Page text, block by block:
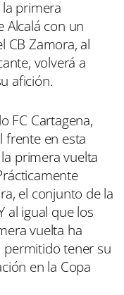
primera
Alcalá con un
CB Zamora, al
volverá a
afición.
FC Cartagena,
frente en esta
primera vuelta
el conjunto de la
al igual que los
vuelta ha
tener su
en la Copa